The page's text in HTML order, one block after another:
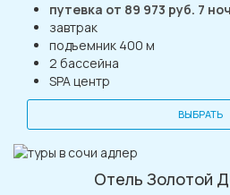
путевка от 89 973 руб. 7
завтрак
подъемник 400 м
2 бассейна
SPA центр
ВЫБРАТЬ
Отель Золотой